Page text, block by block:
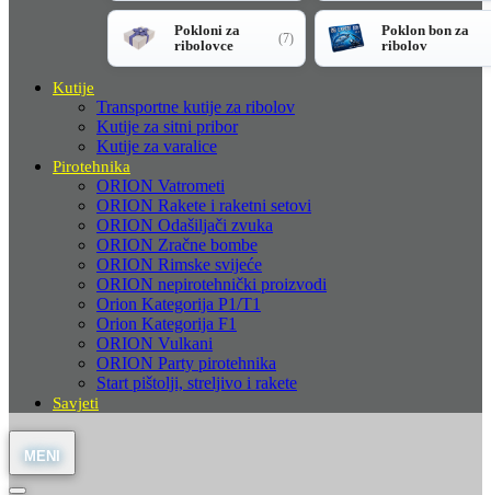
Pokloni za
ribolovce
(7)
Poklon bon za
ribolov
Kutije
Transportne kutije za ribolov
Kutije za sitni pribor
Kutije za varalice
Pirotehnika
ORION Vatrometi
ORION Rakete i raketni setovi
ORION Odašiljači zvuka
ORION Zračne bombe
ORION Rimske svijeće
ORION nepirotehnički proizvodi
Orion Kategorija P1/T1
Orion Kategorija F1
ORION Vulkani
ORION Party pirotehnika
Start pištolji, streljivo i rakete
Savjeti